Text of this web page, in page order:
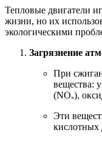
Тепловые двигатели
жизни, но их
экологическими
Загрязнение
При
вещества:
(NOₓ),
Эти
кислотных